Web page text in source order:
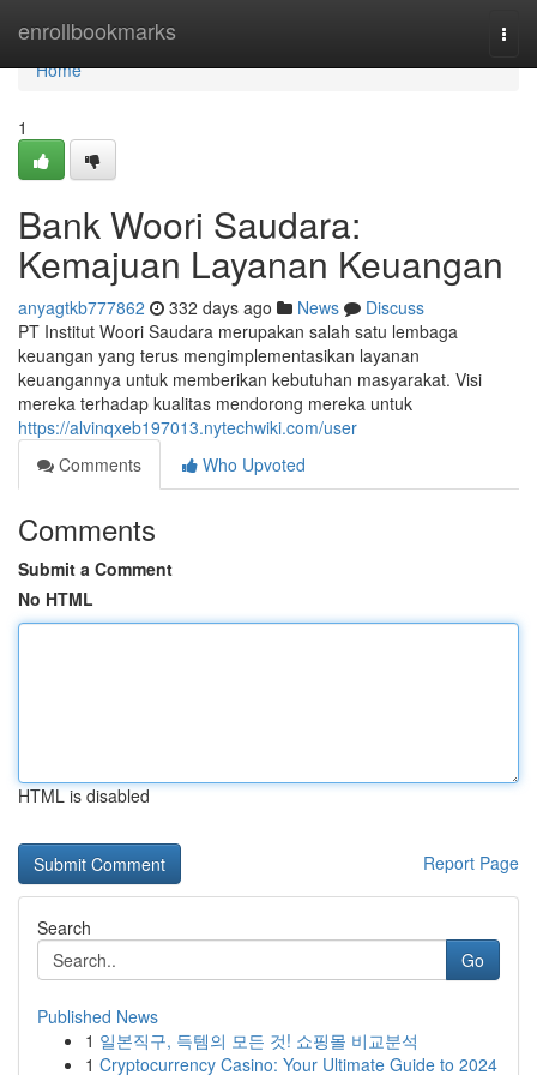
enrollbookmarks
Home
Home
1
Bank Woori Saudara:
Kemajuan Layanan Keuangan
anyagtkb777862 332 days ago News
Discuss
PT Institut Woori Saudara merupakan salah satu lembaga
keuangan yang terus mengimplementasikan layanan
keuangannya untuk memberikan kebutuhan masyarakat. Visi
mereka terhadap kualitas mendorong mereka untuk
https://alvinqxeb197013.nytechwiki.com/user
Comments
Who Upvoted
Comments
Submit a Comment
No HTML
HTML is disabled
Report Page
Search
Go
Published News
1 일본직구, 득템의 모든 것! 쇼핑몰 비교분석
1 Cryptocurrency Casino: Your Ultimate Guide to 2024